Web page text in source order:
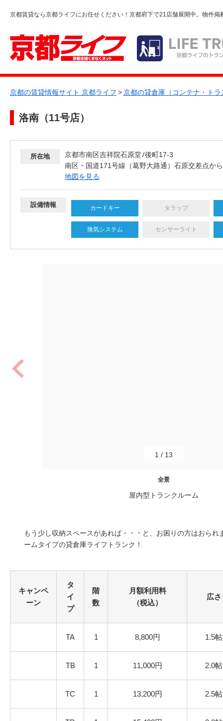
京都賃貸なら京都ライフにお任せください！京都府下で21店舗展開中。物件掲
京都の賃貸情報サイト 京都ライフ >京都の貸倉庫（コンテナ・ト
洛南（11号店）
所在地
京都市南区吉祥院石原堂ﾉ後町17-3
南区・国道171号線（葛野大路通）石原交差点か
地図を見る
設備情報 カードキー タラップ
換気システム センサーライト
全景
屋内型トランクルーム
1 / 13
もう少し収納スペースがあれば・・・と、お困りの方はおら
ームタイプの貸倉庫ライフトランク！
キャンペ
ーン
タ
イ
プ
階
数
月額利用料
（税込）
広さ
TA 1 8,800円 1.5帖
TB 1 11,000円 2.0帖
TC 1 13,200円 2.5帖